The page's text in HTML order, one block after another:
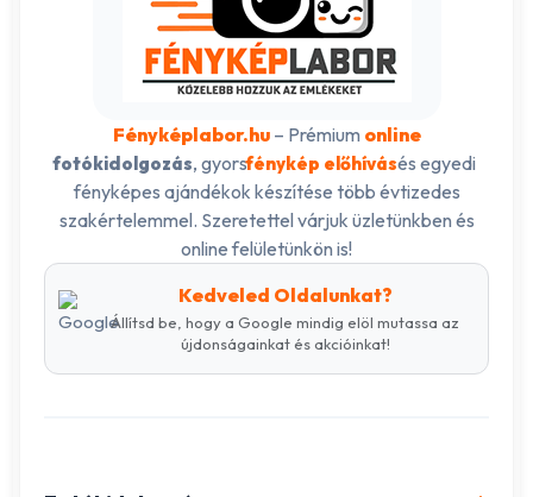
Fényképlabor.hu– Prémium online
fotókidolgozás, gyorsfénykép előhívásés egyedi
fényképes ajándékok készítése több évtizedes
szakértelemmel. Szeretettel várjuk üzletünkben és
online felületünkön is!
Kedveled Oldalunkat?
Állítsd be, hogy a Google mindig elöl mutassa az
újdonságainkat és akcióinkat!